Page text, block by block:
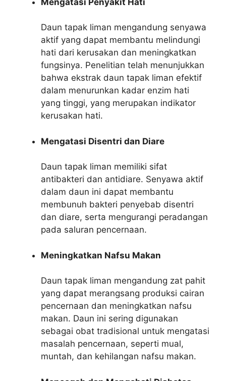
Daun tapak liman mengandung senyawa
aktif yang dapat membantu melindungi
hati dari kerusakan dan meningkatkan
fungsinya. Penelitian telah menunjukkan
bahwa ekstrak daun tapak liman efektif
dalam menurunkan kadar enzim hati
yang tinggi, yang merupakan indikator
kerusakan hati.
Mengatasi Disentri dan Diare
Daun tapak liman memiliki sifat
antibakteri dan antidiare. Senyawa aktif
dalam daun ini dapat membantu
membunuh bakteri penyebab disentri
dan diare, serta mengurangi peradangan
pada saluran pencernaan.
Meningkatkan Nafsu Makan
Daun tapak liman mengandung zat pahit
yang dapat merangsang produksi cairan
pencernaan dan meningkatkan nafsu
makan. Daun ini sering digunakan
sebagai obat tradisional untuk mengatasi
masalah pencernaan, seperti mual,
muntah, dan kehilangan nafsu makan.